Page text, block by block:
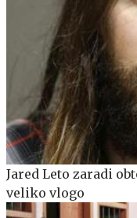
Jared Leto zaradi
veliko vlogo